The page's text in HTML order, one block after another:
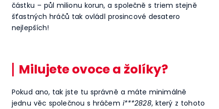
částku – půl milionu korun, a společně s triem stejně
šťastných hráčů tak ovládl prosincové desatero
nejlepších!
Milujete ovoce a žolíky?
Pokud ano, tak jste tu správně a máte minimálně
jednu věc společnou s hráčem i***2828, který z tohoto